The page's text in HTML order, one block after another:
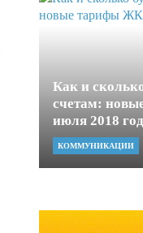
Как и
счетам:
июля 2018
КОММУНИКАЦИИ